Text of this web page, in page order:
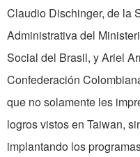
Claudio Dischinger, de la
Administrativa del
Social del Brasil, y Ariel
Confederación
que no solamente les
logros vistos en Taiwan,
implantando los